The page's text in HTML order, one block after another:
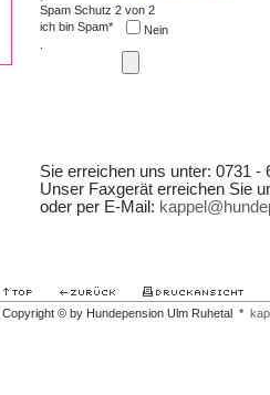
Spam Schutz 2 von 2
ich bin Spam*
Nein
Sie erreichen uns unter: 0731 -
Unser Faxgerät erreichen Sie
oder per E-Mail:
Copyright © by Hundepension Ulm Ruhetal *